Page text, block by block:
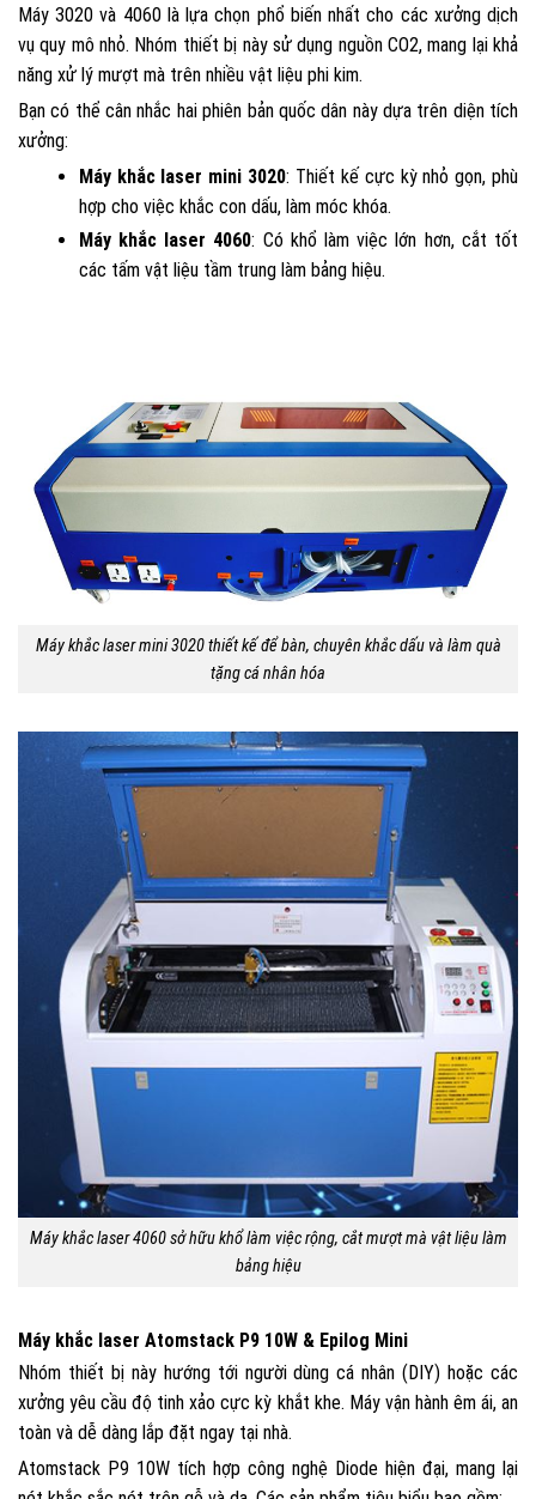
Máy 3020 và 4060 là lựa chọn phổ biến nhất cho các xưởng dịch
vụ quy mô nhỏ. Nhóm thiết bị này sử dụng nguồn CO2, mang lại khả
năng xử lý mượt mà trên nhiều vật liệu phi kim.
Bạn có thể cân nhắc hai phiên bản quốc dân này dựa trên diện tích
xưởng:
Máy khắc laser mini 3020: Thiết kế cực kỳ nhỏ gọn, phù
hợp cho việc khắc con dấu, làm móc khóa.
Máy khắc laser 4060: Có khổ làm việc lớn hơn, cắt tốt
các tấm vật liệu tầm trung làm bảng hiệu.
Máy khắc laser mini 3020 thiết kế để bàn, chuyên khắc dấu và làm quà
tặng cá nhân hóa
Máy khắc laser 4060 sở hữu khổ làm việc rộng, cắt mượt mà vật liệu làm
bảng hiệu
Máy khắc laser Atomstack P9 10W & Epilog Mini
Nhóm thiết bị này hướng tới người dùng cá nhân (DIY) hoặc các
xưởng yêu cầu độ tinh xảo cực kỳ khắt khe. Máy vận hành êm ái, an
toàn và dễ dàng lắp đặt ngay tại nhà.
Atomstack P9 10W tích hợp công nghệ Diode hiện đại, mang lại